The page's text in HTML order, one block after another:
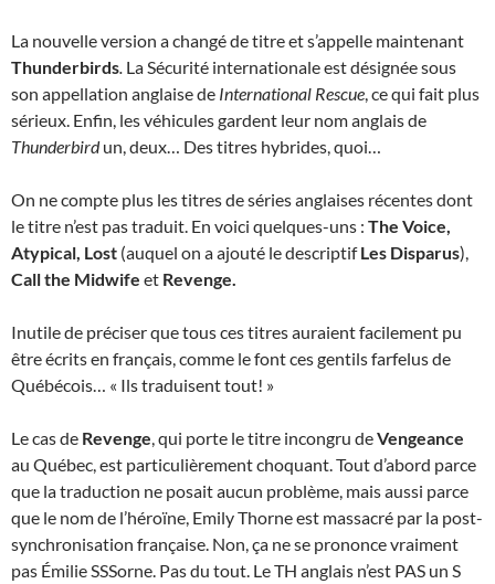
La nouvelle version a changé de titre et s’appelle maintenant
Thunderbirds. La Sécurité internationale est désignée sous
son appellation anglaise de International Rescue, ce qui fait plus
sérieux. Enfin, les véhicules gardent leur nom anglais de
Thunderbirdun, deux… Des titres hybrides, quoi…
On ne compte plus les titres de séries anglaises récentes dont
le titre n’est pas traduit. En voici quelques-uns : The Voice,
Atypical, Lost (auquel on a ajouté le descriptifLes Disparus),
Call the Midwife et Revenge.
Inutile de préciser que tous ces titres auraient facilement pu
être écrits en français, comme le font ces gentils farfelus de
Québécois… « Ils traduisent tout! »
Le cas de Revenge, qui porte le titre incongru deVengeance
au Québec, est particulièrement choquant. Tout d’abord parce
que la traduction ne posait aucun problème, mais aussi parce
que le nom de l’héroïne, Emily Thorne est massacré par la post-
synchronisation française. Non, ça ne se prononce vraiment
pas Émilie SSSorne. Pas du tout. Le TH anglais n’est PAS un S